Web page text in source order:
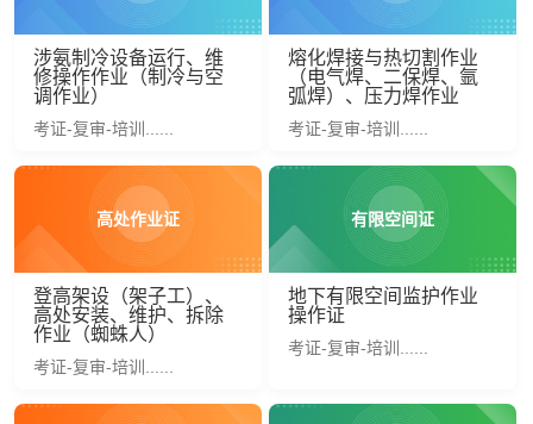
涉氨制冷设备运行、维
修操作作业（制冷与空
调作业）
考证-复审-培训......
熔化焊接与热切割作业
（电气焊、二保焊、氩
弧焊）、压力焊作业
考证-复审-培训......
高处作业证
登高架设（架子工）、
高处安装、维护、拆除
作业（蜘蛛人）
考证-复审-培训......
有限空间证
地下有限空间监护作业
操作证
考证-复审-培训......